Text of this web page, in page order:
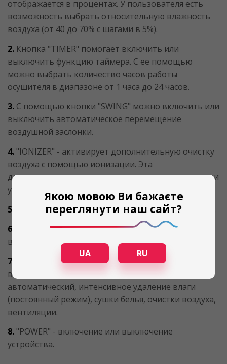
отображается в процентах. У пользователя есть
возможность выбрать относительную влажность
воздуха (от 40 до 70% с шагами в 5%).
2. Кнопка "TIMER" помогает включить или
выключить функцию таймера. С ее помощью
можно выбрать количество часов работы
осушителя в диапазоне от 1 часа до 24 часов.
3. С помощью кнопки "SWING" можно включить или
выключить автоматическое перемещение
воздушной заслонки.
4. "IONIZER" - активирует дополнительную очистку
воздуха с помощью ионизации. Эта
дополнительная возможность доступна только при
условии наличия HEPA-фильтра.
5.
"DRYING" - активирование опции самопромывки.
6.
Кнопка "SLEEP" способствует включению или
выключению ночного режима.
7.
С помощью кнопки "MODE" пользователь может
выбрать режим работы осушителя:
автоматический, интенсивное удаление влаги
(постоянный режим), сушки белья, очистки воздуха,
вентиляции.
8. "POWER" - включение или выключение
устройства.
Якою мовою Ви бажаєте
переглянути наш сайт?
UA RU